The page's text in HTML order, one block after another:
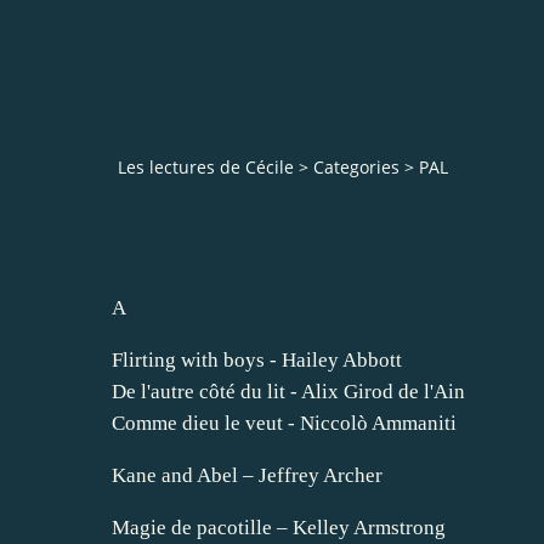
Les lectures de Cécile > Categories > PAL
A
Flirting with boys - Hailey Abbott
De l'autre côté du lit - Alix Girod de l'Ain
Comme dieu le veut - Niccolò Ammaniti
Kane and Abel – Jeffrey Archer
Magie de pacotille – Kelley Armstrong